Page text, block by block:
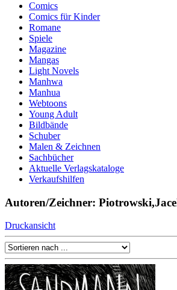
Comics
Comics für Kinder
Romane
Spiele
Magazine
Mangas
Light Novels
Manhwa
Manhua
Webtoons
Young Adult
Bildbände
Schuber
Malen & Zeichnen
Sachbücher
Aktuelle Verlagskataloge
Verkaufshilfen
Autoren/Zeichner:
Druckansicht